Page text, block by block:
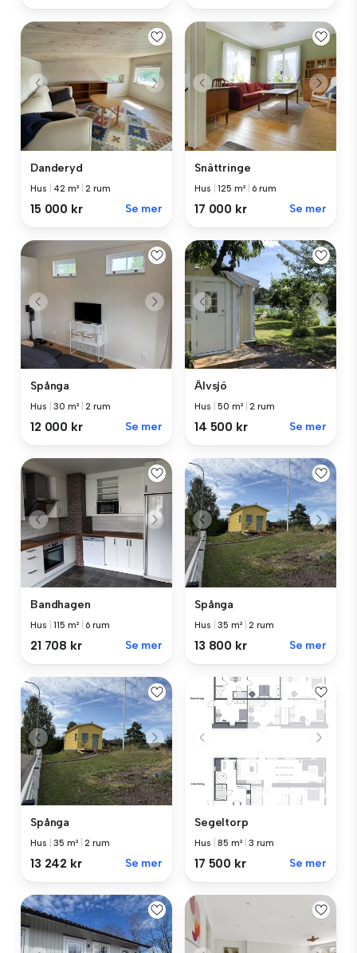
Danderyd
Hus 42 m² |2 rum
15 000 kr Se mer
Snättringe
Hus |125 m² 6 rum
17 000 kr Se mer
Spånga
Hus |30 m² |2 rum
12 000 kr Se mer
Älvsjö
Hus |50 m² |2 rum
14 500 kr Se mer
Bandhagen
Hus |115 m² 6 rum
21 708 kr Se mer
Spånga
Hus |35 m² |2 rum
13 800 kr Se mer
Spånga
Hus |35 m² |2 rum
13 242 kr Se mer
Segeltorp
Hus |85 m² |3 rum
17 500 kr Se mer